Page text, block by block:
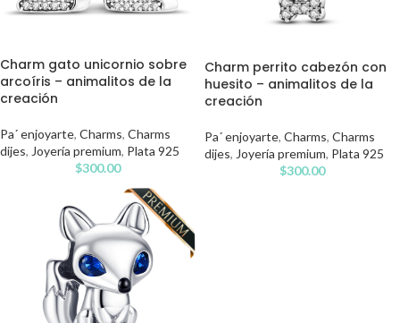
Charm gato unicornio sobre
arcoíris – animalitos de la
creación
Pa´ enjoyarte, Charms, Charms
dijes, Joyería premium, Plata 925
$300.00
Charm perrito cabezón con
huesito – animalitos de la
creación
Pa´ enjoyarte, Charms, Charms
dijes, Joyería premium, Plata 925
$300.00